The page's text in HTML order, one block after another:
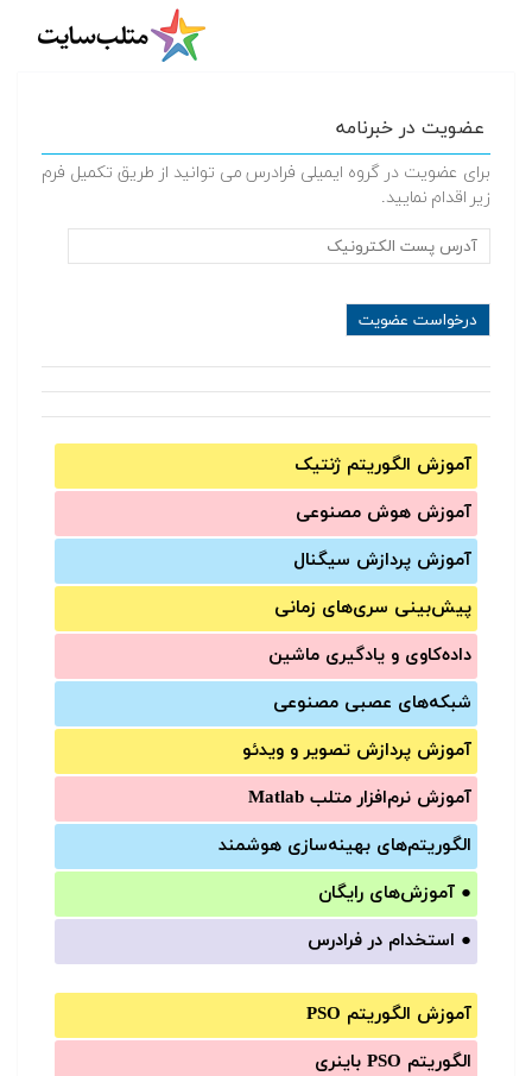
عضویت در خبرنامه
برای عضویت در گروه ایمیلی فرادرس می توانید از طریق تکمیل فرم
زیر اقدام نمایید.
آموزش الگوریتم ژنتیک
آموزش‌ هوش مصنوعی
آموزش‌ پردازش سیگنال
پیش‌‌بینی سری‌‌های زمانی
داده‌کاوی و یادگیری ماشین
شبکه‌های عصبی مصنوعی
آموزش‌ پردازش تصویر و ویدئو
آموزش‌ نرم‌افزار متلب Matlab
الگوریتم‌های بهینه‌سازی هوشمند
● آموزش‌های رایگان
● استخدام در فرادرس
آموزش الگوریتم PSO
الگوریتم PSO باینری